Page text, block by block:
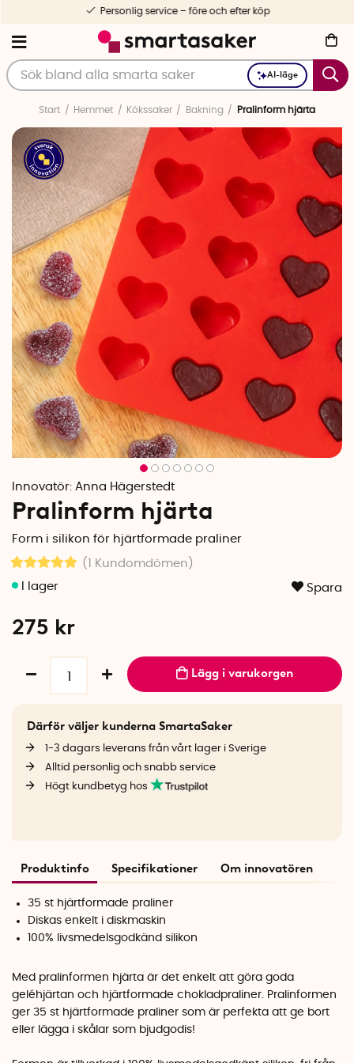
AI-läge
Personlig service – före och efter köp
Start Hemmet Kökssaker Bakning Pralinform hjärta
Innovatör: Anna Hägerstedt
Pralinform hjärta
Form i silikon för hjärtformade praliner
(1 Kundomdömen )
Spara
275 kr
Lägg i varukorgen
Därför väljer kunderna SmartaSaker
1-3 dagars leverans från vårt lager i Sverige
Alltid personlig och snabb service
Högt kundbetyg hos
Produktinfo Specifikationer Om innovatören
35 st hjärtformade praliner
Diskas enkelt i diskmaskin
100% livsmedelsgodkänd silikon
Med pralinformen hjärta är det enkelt att göra goda
geléhjärtan och hjärtformade chokladpraliner. Pralinformen
ger 35 st hjärtformade praliner som är perfekta att ge bort
eller lägga i skålar som bjudgodis!